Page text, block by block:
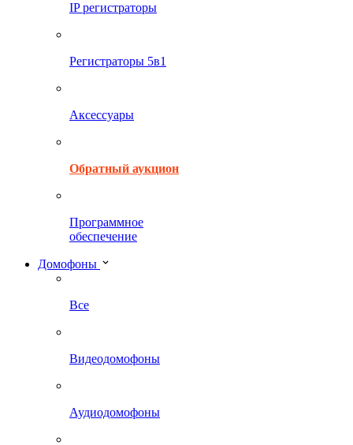
IP регистраторы
Регистраторы 5в1
Аксессуары
Обратный аукцион
Программное
обеспечение
Домофоны
Все
Видеодомофоны
Аудиодомофоны